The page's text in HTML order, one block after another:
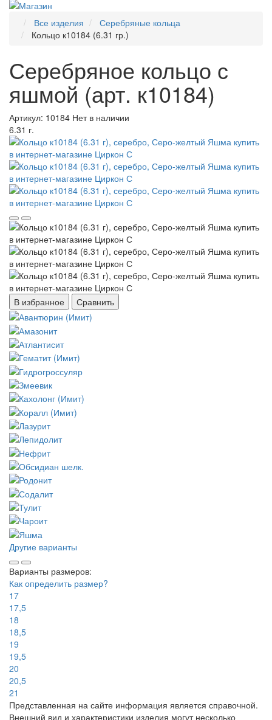
Все изделия
Серебряные кольца
Кольцо к10184 (6.31 гр.)
Серебряное кольцо с
яшмой (арт. к10184)
Артикул: 10184 Нет в наличии
6.31 г.
В избранное Сравнить
Другие варианты
Варианты размеров:
Как определить размер?
17
17,5
18
18,5
19
19,5
20
20,5
21
Представленная на сайте информация является справочной.
Внешний вид и характеристики изделия могут несколько